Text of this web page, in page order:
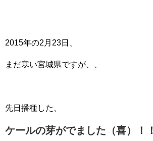
2015年の2月23日、
まだ寒い宮城県ですが、、
先日播種した、
ケールの芽がでました（喜）！！